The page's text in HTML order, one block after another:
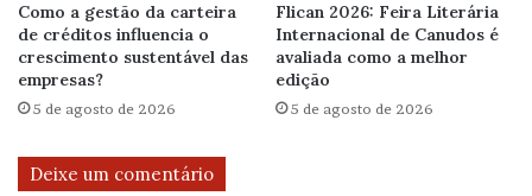
Como a gestão da carteira
de créditos influencia o
crescimento sustentável das
empresas?
5 de agosto de 2026
Flican 2026: Feira Literária
Internacional de Canudos é
avaliada como a melhor
edição
5 de agosto de 2026
Deixe um comentário